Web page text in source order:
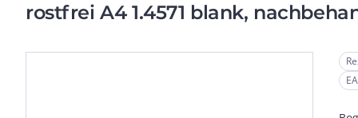
rostfrei A4 1.4571 blank,